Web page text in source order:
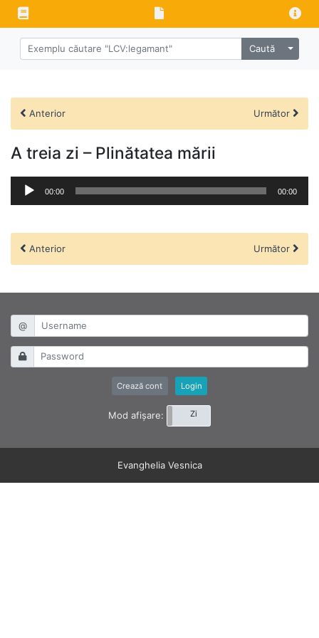
Caută
Anterior Următor
A treia zi – Plinătatea mării
Audio
Player
00:00 00:00
Anterior Următor
@
Crează cont Login
Mod afișare:
Noapte Zi
Evanghelia Vesnica